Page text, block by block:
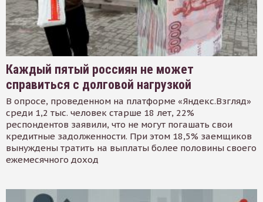
Каждый пятый россиян не может
справиться с долговой нагрузкой
В опросе, проведенном на платформе «Яндекс.Взгляд»
среди 1,2 тыс. человек старше 18 лет, 22%
респондентов заявили, что не могут погашать свои
кредитные задолженности. При этом 18,5% заемщиков
вынуждены тратить на выплаты более половины своего
ежемесячного доход